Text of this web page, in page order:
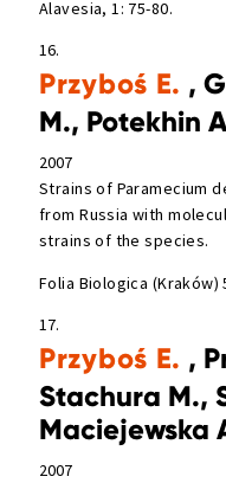
Alavesia, 1: 75-80.
16.
Przyboś E. ,
M., Potekhin
2007
Strains of Paramecium
from Russia with
strains of the species.
Folia Biologica (Kraków)
17.
Przyboś E. ,
Stachura M.,
Maciejewska
2007